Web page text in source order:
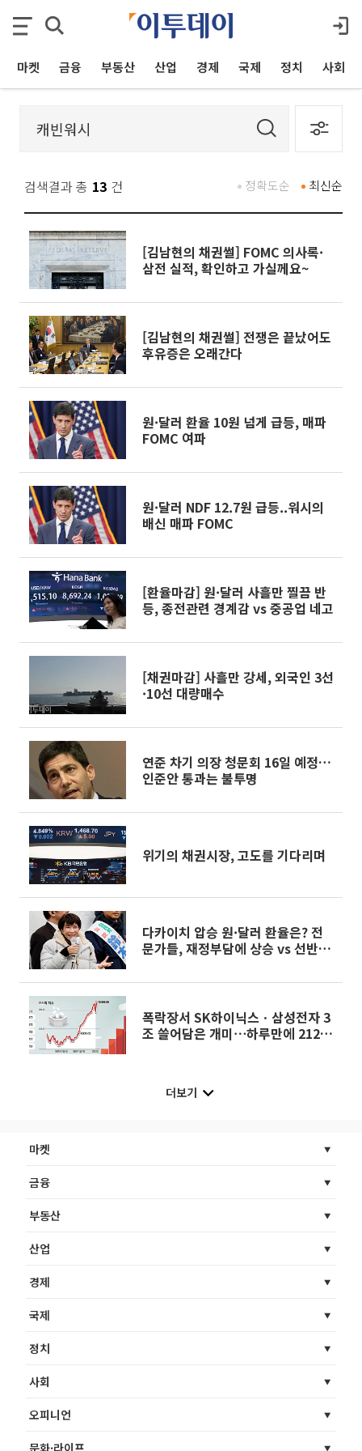
마켓 금융 부동산 산업 경제 국제 정치 사회
검색결과 총 13 건 최신순
정확도순
[김남현의 채권썰] FOMC 의사록·
삼전 실적, 확인하고 가실께요~
[김남현의 채권썰] 전쟁은 끝났어도
후유증은 오래간다
원·달러 환율 10원 넘게 급등, 매파
FOMC 여파
원·달러 NDF 12.7원 급등..워시의
배신 매파 FOMC
[환율마감] 원·달러 사흘만 찔끔 반
등, 종전관련 경계감 vs 중공업 네고
[채권마감] 사흘만 강세, 외국인 3선
·10선 대량매수
연준 차기 의장 청문회 16일 예정…
인준안 통과는 불투명
위기의 채권시장, 고도를 기다리며
다카이치 압승 원·달러 환율은? 전
문가들, 재정부담에 상승 vs 선반영
폭락장서 SK하이닉스ㆍ삼성전자 3
조 쓸어담은 개미⋯하루만에 2120
더보기
마켓
금융
부동산
산업
경제
국제
정치
사회
오피니언
문화·라이프